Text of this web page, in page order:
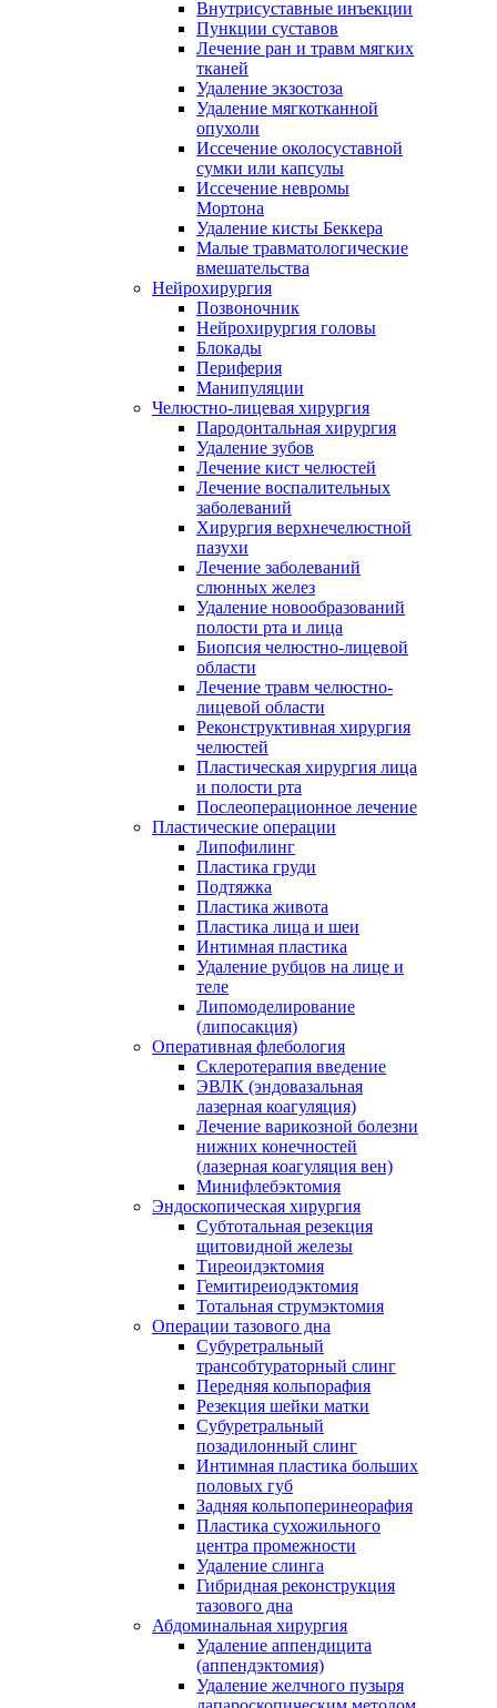
Внутрисуставные инъекции
Пункции суставов
Лечение ран и травм мягких
тканей
Удаление экзостоза
Удаление мягкотканной
опухоли
Иссечение околосуставной
сумки или капсулы
Иссечение невромы
Мортона
Удаление кисты Беккера
Малые травматологические
вмешательства
Нейрохирургия
Позвоночник
Нейрохирургия головы
Блокады
Периферия
Манипуляции
Челюстно-лицевая хирургия
Пародонтальная хирургия
Удаление зубов
Лечение кист челюстей
Лечение воспалительных
заболеваний
Хирургия верхнечелюстной
пазухи
Лечение заболеваний
слюнных желез
Удаление новообразований
полости рта и лица
Биопсия челюстно-лицевой
области
Лечение травм челюстно-
лицевой области
Реконструктивная хирургия
челюстей
Пластическая хирургия лица
и полости рта
Послеоперационное лечение
Пластические операции
Липофилинг
Пластика груди
Подтяжка
Пластика живота
Пластика лица и шеи
Интимная пластика
Удаление рубцов на лице и
теле
Липомоделирование
(липосакция)
Оперативная флебология
Склеротерапия введение
ЭВЛК (эндовазальная
лазерная коагуляция)
Лечение варикозной болезни
нижних конечностей
(лазерная коагуляция вен)
Минифлебэктомия
Эндоскопическая хирургия
Субтотальная резекция
щитовидной железы
Тиреоидэктомия
Гемитиреиодэктомия
Тотальная струмэктомия
Операции тазового дна
Субуретральный
трансобтураторный слинг
Передняя кольпорафия
Резекция шейки матки
Субуретральный
позадилонный слинг
Интимная пластика больших
половых губ
Задняя кольпоперинеорафия
Пластика сухожильного
центра промежности
Удаление слинга
Гибридная реконструкция
тазового дна
Абдоминальная хирургия
Удаление аппендицита
(аппендэктомия)
Удаление желчного пузыря